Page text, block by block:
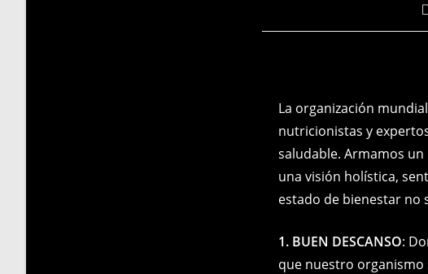
La organización
nutricionistas y
saludable. Armamos
una visión holística,
estado de bienestar no
1. BUEN DESCANSO:
que nuestro